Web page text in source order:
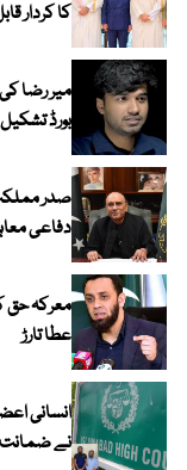
کا کردار
میر رضا
بورڈ
صدر
دفاعی
معرکہ حق
عطا تارڑ
انسانی
نے ضمانت